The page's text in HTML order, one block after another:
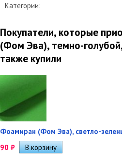
Категории:
Покупатели, которые
(Фом Эва), темно-
также купили
Фоамиран (Фом Эва), светло-
90 ₽